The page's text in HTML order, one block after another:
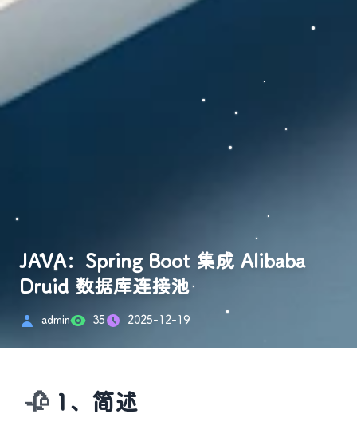
JAVA：Spring Boot 集成 Alibaba
Druid 数据库连接池
admin 35 2025-12-19
1、简述